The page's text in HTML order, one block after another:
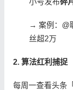
→ 案例：@
丝超2万
​2. 算法红利捕捉​
每周一查看头条